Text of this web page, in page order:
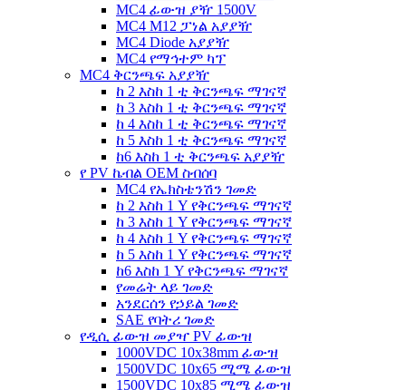
MC4 ፊውዝ ያዥ 1500V
MC4 M12 ፓነል አያያዥ
MC4 Diode አያያዥ
MC4 የማኅተም ካፕ
MC4 ቅርንጫፍ አያያዥ
ከ 2 እስከ 1 ቲ ቅርንጫፍ ማገናኛ
ከ 3 እስከ 1 ቲ ቅርንጫፍ ማገናኛ
ከ 4 እስከ 1 ቲ ቅርንጫፍ ማገናኛ
ከ 5 እስከ 1 ቲ ቅርንጫፍ ማገናኛ
ከ6 እስከ 1 ቲ ቅርንጫፍ አያያዥ
የ PV ኬብል OEM ስብሰባ
MC4 የኤክስቴንሽን ገመድ
ከ 2 እስከ 1 Y የቅርንጫፍ ማገናኛ
ከ 3 እስከ 1 Y የቅርንጫፍ ማገናኛ
ከ 4 እስከ 1 Y የቅርንጫፍ ማገናኛ
ከ 5 እስከ 1 Y የቅርንጫፍ ማገናኛ
ከ6 እስከ 1 Y የቅርንጫፍ ማገናኛ
የመሬት ላይ ገመድ
አንደርሰን የኃይል ገመድ
SAE የባትሪ ገመድ
የዲሲ ፊውዝ መያዣ PV ፊውዝ
1000VDC 10x38mm ፊውዝ
1500VDC 10x65 ሚሜ ፊውዝ
1500VDC 10x85 ሚሜ ፊውዝ